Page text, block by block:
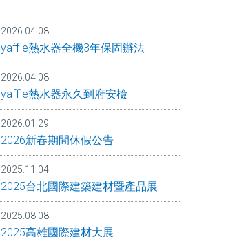
2026.04.08
yaffle熱水器全機3年保固辦法
2026.04.08
yaffle熱水器永久到府安檢
2026.01.29
2026新春期間休假公告
2025.11.04
2025台北國際建築建材暨產品展
2025.08.08
2025高雄國際建材大展